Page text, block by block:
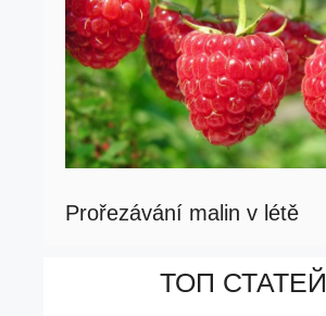
Prořezávání malin v létě
ТОП СТАТЕЙ